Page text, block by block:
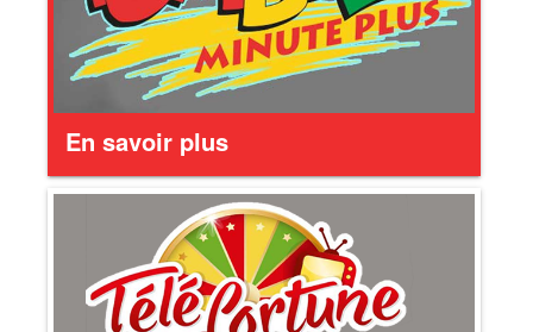
En savoir plus